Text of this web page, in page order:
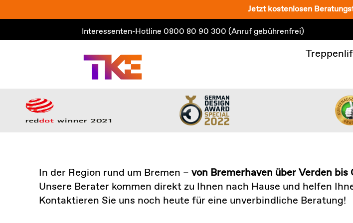
Inhalt
Jetzt kostenlosen
Interessenten-Hotline 0800 80 90 300 (Anruf gebührenfrei)
In der Region rund um Bremen – von Bremerhaven über Verden bis
Unsere Berater kommen direkt zu Ihnen nach Hause und helfen
Kontaktieren Sie uns noch heute für eine unverbindliche Beratung!